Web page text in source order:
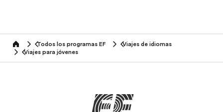
home Todos los programas EF
Viajes de idiomas
Viajes para jóvenes